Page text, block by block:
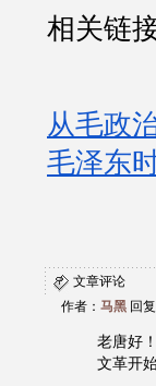
相关链
从毛政
毛泽东
文章评论
作者： 马黑 回复
老唐好
文革开